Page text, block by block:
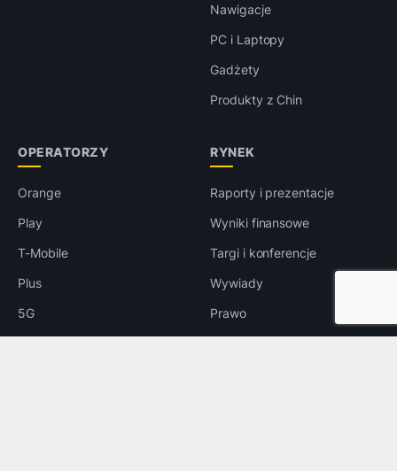
Nawigacje
PC i Laptopy
Gadżety
Produkty z Chin
OPERATORZY
Orange
Play
T-Mobile
Plus
5G
RYNEK
Raporty i prezentacje
Wyniki finansowe
Targi i konferencje
Wywiady
Prawo